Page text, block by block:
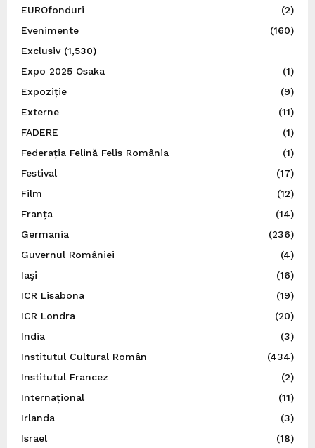
EUROfonduri
(2)
Evenimente
(160)
Exclusiv(1,530)
Expo 2025 Osaka
(1)
Expoziție
(9)
Externe
(11)
FADERE
(1)
Federația Felină Felis România
(1)
Festival
(17)
Film
(12)
Franța
(14)
Germania
(236)
Guvernul României
(4)
Iaşi
(16)
ICR Lisabona
(19)
ICR Londra
(20)
India
(3)
Institutul Cultural Român
(434)
Institutul Francez
(2)
Internațional
(11)
Irlanda
(3)
Israel
(18)